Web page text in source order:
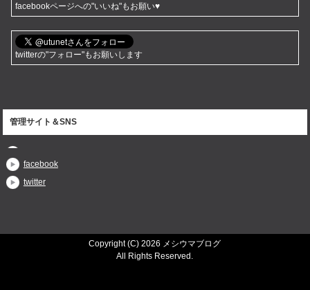
facebookページへの"いいね"もお願い♥
twitterの"フォロー"もお願いします
管理サイト＆SNS
facebook
twitter
Copyright (C) 2026 メシウマブログ
All Rights Reserved.